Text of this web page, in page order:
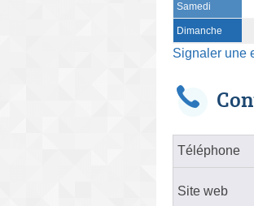
Samedi
Dimanche
Signaler une
Téléphone
Site web